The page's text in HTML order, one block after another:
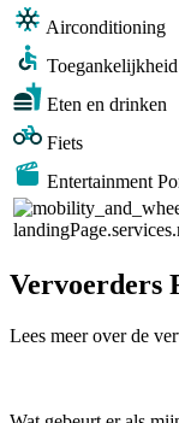
Airconditioning
Toegankelijkheid
Eten en drinken
Fiets
Entertainment
Vervoerders
Lees meer over de